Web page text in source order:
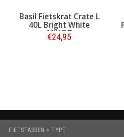
Basil Fietskrat Crate L
40L Bright White
MIK/RT
€24,95
FIETSTASSEN > TYPE